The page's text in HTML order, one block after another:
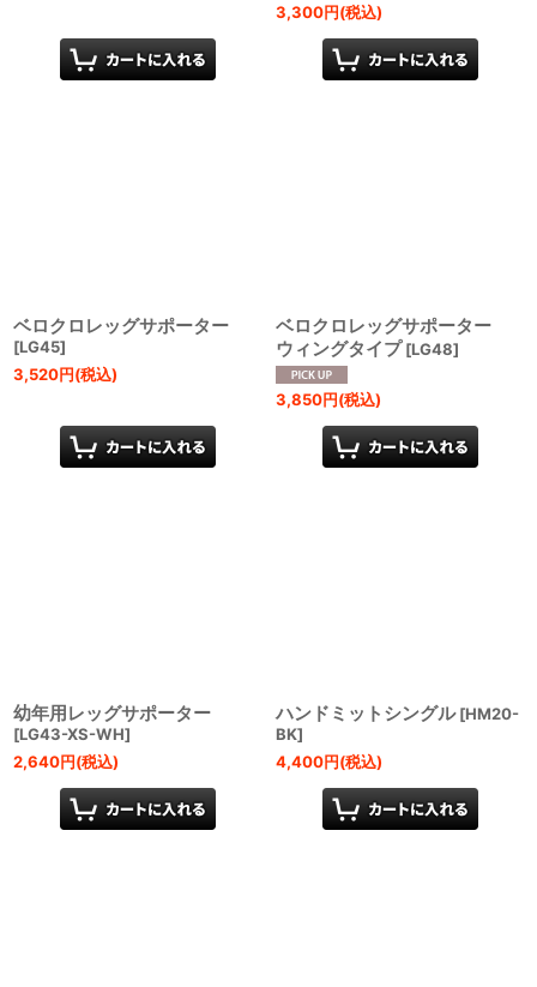
3,300円(税込)
ベロクロレッグサポーター
[LG45]
3,520円(税込)
ベロクロレッグサポーター
ウィングタイプ [LG48]
3,850円(税込)
幼年用レッグサポーター
[LG43-XS-WH]
2,640円(税込)
ハンドミットシングル [HM20-
BK]
4,400円(税込)